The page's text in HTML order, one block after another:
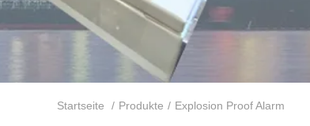
Startseite / Produkte / Explosion Proof Alarm